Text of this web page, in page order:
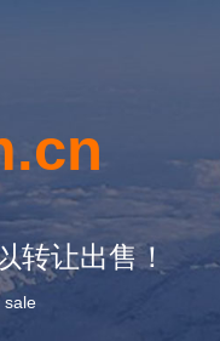
转让出售！
sale